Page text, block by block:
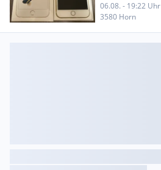
06.08. - 19:22 Uhr
3580 Horn